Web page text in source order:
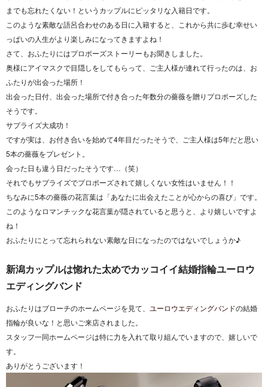
までも忘れたくない！というカップルにピッタリな入籍日です。
このような素敵な語呂合わせのある日に入籍すると、これから共に歩む幸せい
っぱいの人生がより楽しみになってきますよね！
さて、おふたりにはプロポーズストーリーもお聞きしました。
奥様にアイマスクで目隠しをしてもらって、ご主人様が連れて行ったのは、お
ふたりが出会った場所！
出会った日付、出会った場所で付き合った年数分の薔薇を贈りプロポーズした
そうです。
サプライズ大成功！
ですが実は、お付き合いを始めて4年目だったそうで、ご主人様は5年だと思い
5本の薔薇をプレゼント。
会った日も違う日だったそうです…（笑）
それでもサプライズでプロポーズされて嬉しくない女性はいません！！
ちなみに5本の薔薇の花言葉は「あなたに出会えたことが心からの喜び」です。
このようなロマンチックな花言葉が隠されていると思うと、より嬉しいですよ
ね！
おふたりにとって忘れられない素敵な日になったのではないでしょうか♪
新潟カップルは惚れた太めでカッコイイ結婚指輪ユーロウ
エディングバンド
おふたりはブローチのホームページを見て、 ユーロウエディングバンドの結婚
指輪が良いな！と思いご来店されました。
スタッフ一同ホームページは特に力を入れて取り組んでいますので、嬉しいで
す。
ありがとうございます！